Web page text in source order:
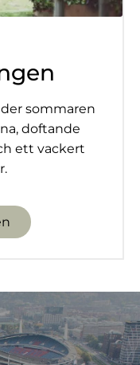
sommaren
doftande
ett vackert